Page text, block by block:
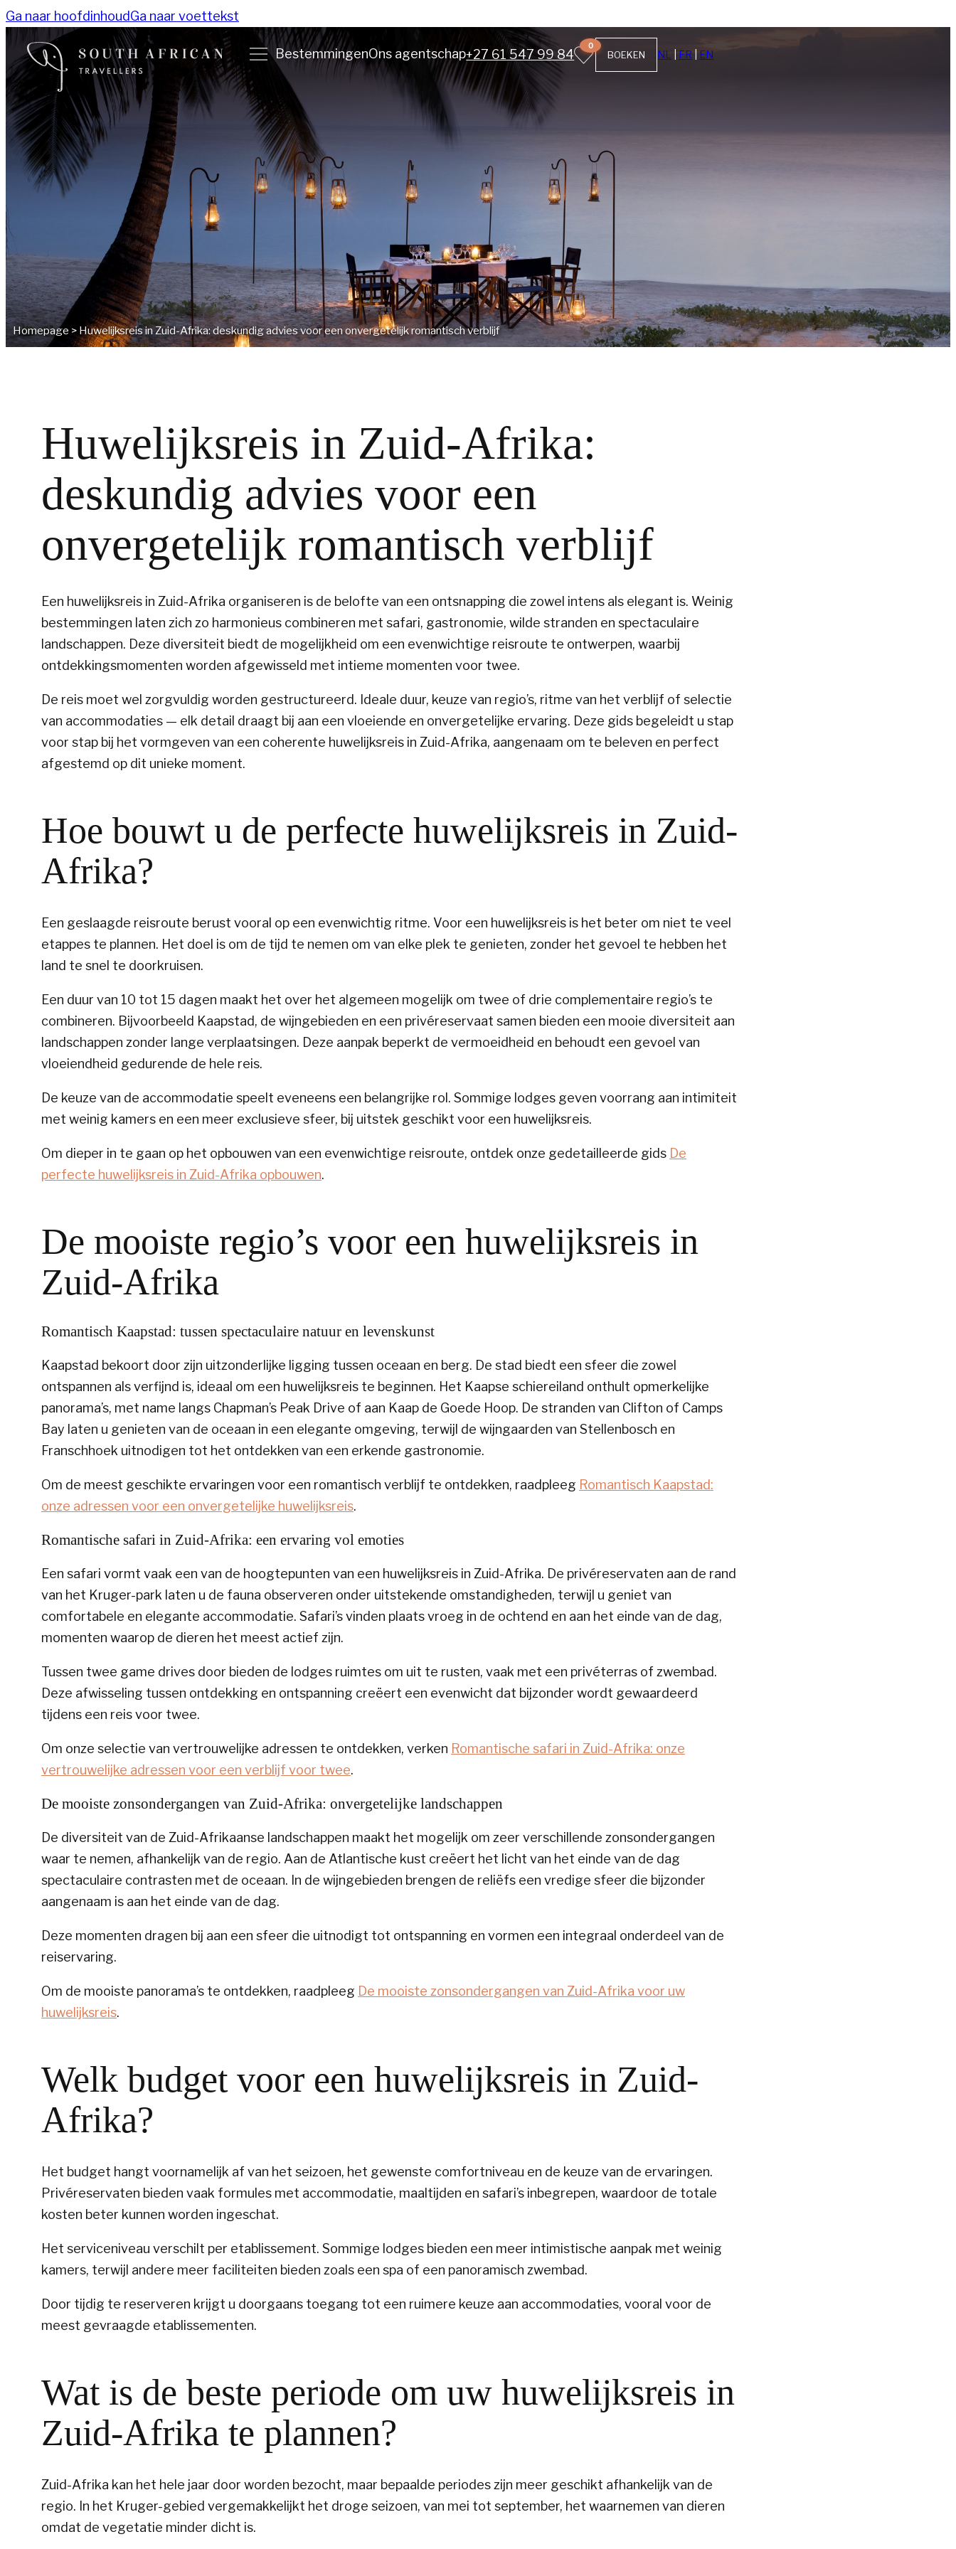
Ga naar hoofdinhoudGa naar voettekst
BestemmingenOns agentschap+27 61 547 99 84
0
BOEKEN NL FR EN
Homepage > Huwelijksreis in Zuid-Afrika: deskundig advies voor een onvergetelijk romantisch verblijf
Huwelijksreis in Zuid-Afrika:
deskundig advies voor een
onvergetelijk romantisch verblijf
Een huwelijksreis in Zuid-Afrika organiseren is de belofte van een ontsnapping die zowel intens als elegant is. Weinig
bestemmingen laten zich zo harmonieus combineren met safari, gastronomie, wilde stranden en spectaculaire
landschappen. Deze diversiteit biedt de mogelijkheid om een evenwichtige reisroute te ontwerpen, waarbij
ontdekkingsmomenten worden afgewisseld met intieme momenten voor twee.
De reis moet wel zorgvuldig worden gestructureerd. Ideale duur, keuze van regio’s, ritme van het verblijf of selectie
van accommodaties — elk detail draagt bij aan een vloeiende en onvergetelijke ervaring. Deze gids begeleidt u stap
voor stap bij het vormgeven van een coherente huwelijksreis in Zuid-Afrika, aangenaam om te beleven en perfect
afgestemd op dit unieke moment.
Hoe bouwt u de perfecte huwelijksreis in Zuid-
Afrika?
Een geslaagde reisroute berust vooral op een evenwichtig ritme. Voor een huwelijksreis is het beter om niet te veel
etappes te plannen. Het doel is om de tijd te nemen om van elke plek te genieten, zonder het gevoel te hebben het
land te snel te doorkruisen.
Een duur van 10 tot 15 dagen maakt het over het algemeen mogelijk om twee of drie complementaire regio’s te
combineren. Bijvoorbeeld Kaapstad, de wijngebieden en een privéreservaat samen bieden een mooie diversiteit aan
landschappen zonder lange verplaatsingen. Deze aanpak beperkt de vermoeidheid en behoudt een gevoel van
vloeiendheid gedurende de hele reis.
De keuze van de accommodatie speelt eveneens een belangrijke rol. Sommige lodges geven voorrang aan intimiteit
met weinig kamers en een meer exclusieve sfeer, bij uitstek geschikt voor een huwelijksreis.
Om dieper in te gaan op het opbouwen van een evenwichtige reisroute, ontdek onze gedetailleerde gids De
perfecte huwelijksreis in Zuid-Afrika opbouwen.
De mooiste regio’s voor een huwelijksreis in
Zuid-Afrika
Romantisch Kaapstad: tussen spectaculaire natuur en levenskunst
Kaapstad bekoort door zijn uitzonderlijke ligging tussen oceaan en berg. De stad biedt een sfeer die zowel
ontspannen als verfijnd is, ideaal om een huwelijksreis te beginnen. Het Kaapse schiereiland onthult opmerkelijke
panorama’s, met name langs Chapman’s Peak Drive of aan Kaap de Goede Hoop. De stranden van Clifton of Camps
Bay laten u genieten van de oceaan in een elegante omgeving, terwijl de wijngaarden van Stellenbosch en
Franschhoek uitnodigen tot het ontdekken van een erkende gastronomie.
Om de meest geschikte ervaringen voor een romantisch verblijf te ontdekken, raadpleeg Romantisch Kaapstad:
onze adressen voor een onvergetelijke huwelijksreis.
Romantische safari in Zuid-Afrika: een ervaring vol emoties
Een safari vormt vaak een van de hoogtepunten van een huwelijksreis in Zuid-Afrika. De privéreservaten aan de rand
van het Kruger-park laten u de fauna observeren onder uitstekende omstandigheden, terwijl u geniet van
comfortabele en elegante accommodatie. Safari’s vinden plaats vroeg in de ochtend en aan het einde van de dag,
momenten waarop de dieren het meest actief zijn.
Tussen twee game drives door bieden de lodges ruimtes om uit te rusten, vaak met een privéterras of zwembad.
Deze afwisseling tussen ontdekking en ontspanning creëert een evenwicht dat bijzonder wordt gewaardeerd
tijdens een reis voor twee.
Om onze selectie van vertrouwelijke adressen te ontdekken, verken Romantische safari in Zuid-Afrika: onze
vertrouwelijke adressen voor een verblijf voor twee.
De mooiste zonsondergangen van Zuid-Afrika: onvergetelijke landschappen
De diversiteit van de Zuid-Afrikaanse landschappen maakt het mogelijk om zeer verschillende zonsondergangen
waar te nemen, afhankelijk van de regio. Aan de Atlantische kust creëert het licht van het einde van de dag
spectaculaire contrasten met de oceaan. In de wijngebieden brengen de reliëfs een vredige sfeer die bijzonder
aangenaam is aan het einde van de dag.
Deze momenten dragen bij aan een sfeer die uitnodigt tot ontspanning en vormen een integraal onderdeel van de
reiservaring.
Om de mooiste panorama’s te ontdekken, raadpleeg De mooiste zonsondergangen van Zuid-Afrika voor uw
huwelijksreis.
Welk budget voor een huwelijksreis in Zuid-
Afrika?
Het budget hangt voornamelijk af van het seizoen, het gewenste comfortniveau en de keuze van de ervaringen.
Privéreservaten bieden vaak formules met accommodatie, maaltijden en safari’s inbegrepen, waardoor de totale
kosten beter kunnen worden ingeschat.
Het serviceniveau verschilt per etablissement. Sommige lodges bieden een meer intimistische aanpak met weinig
kamers, terwijl andere meer faciliteiten bieden zoals een spa of een panoramisch zwembad.
Door tijdig te reserveren krijgt u doorgaans toegang tot een ruimere keuze aan accommodaties, vooral voor de
meest gevraagde etablissementen.
Wat is de beste periode om uw huwelijksreis in
Zuid-Afrika te plannen?
Zuid-Afrika kan het hele jaar door worden bezocht, maar bepaalde periodes zijn meer geschikt afhankelijk van de
regio. In het Kruger-gebied vergemakkelijkt het droge seizoen, van mei tot september, het waarnemen van dieren
omdat de vegetatie minder dicht is.